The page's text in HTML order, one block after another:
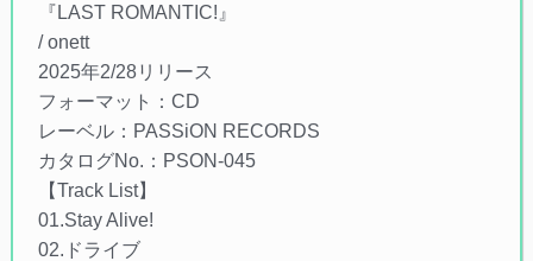
『LAST ROMANTIC!』
/ onett
2025年2/28リリース
フォーマット：CD
レーベル：PASSiON RECORDS
カタログNo.：PSON-045
【Track List】
01.Stay Alive!
02.ドライブ